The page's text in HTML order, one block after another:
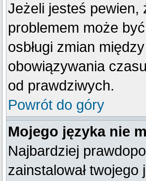
Jeżeli jesteś pewien,
problemem może
osbługi zmian
obowiązywania
od prawdziwych.
Powrót do góry
Mojego języka nie
Najbardziej
zainstalował